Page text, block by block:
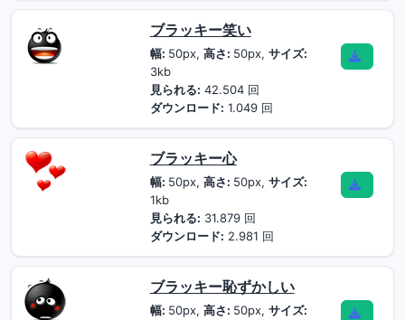
ブラッキー笑い
幅: 50px, 高さ: 50px, サイズ:
3kb
見られる: 42.504 回
ダウンロード: 1.049 回
ブラッキー心
幅: 50px, 高さ: 50px, サイズ:
1kb
見られる: 31.879 回
ダウンロード: 2.981 回
ブラッキー恥ずかしい
幅: 50px, 高さ: 50px, サイズ: